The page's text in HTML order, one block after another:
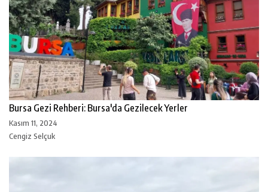
Bursa Gezi Rehberi: Bursa'da Gezilecek Yerler
Kasım 11, 2024
Cengiz Selçuk